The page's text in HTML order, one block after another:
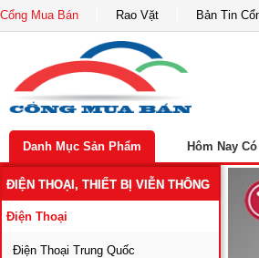
Cổng Mua Bán Rao Vặt Bản Tin
Danh Mục Sản Phẩm Hôm Nay
ĐIỆN THOẠI, THIẾT BỊ VIỄN THÔNG
Điện Thoại
Điện Thoại Trung Quốc